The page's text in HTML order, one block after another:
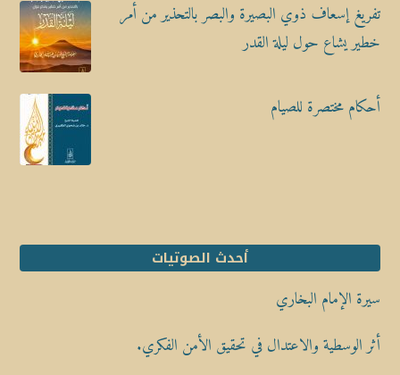
تفريغ إسعاف ذوي البصيرة والبصر بالتحذير من أمر
خطير يشاع حول ليلة القدر
أحكام مختصرة للصيام
أحدث الصوتيات
سيرة الإمام البخاري
أثر الوسطية والاعتدال في تحقيق الأمن الفكري.